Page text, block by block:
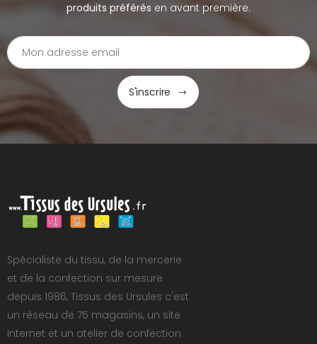
produits préférés en avant première.
S'inscrire
Spécialiste du tissu, de la mercerie
et de la confection sur mesure
depuis 1986, Tissus des Ursules c'est
un réseau de 75 magasins, un site
Internet et un atelier de confection